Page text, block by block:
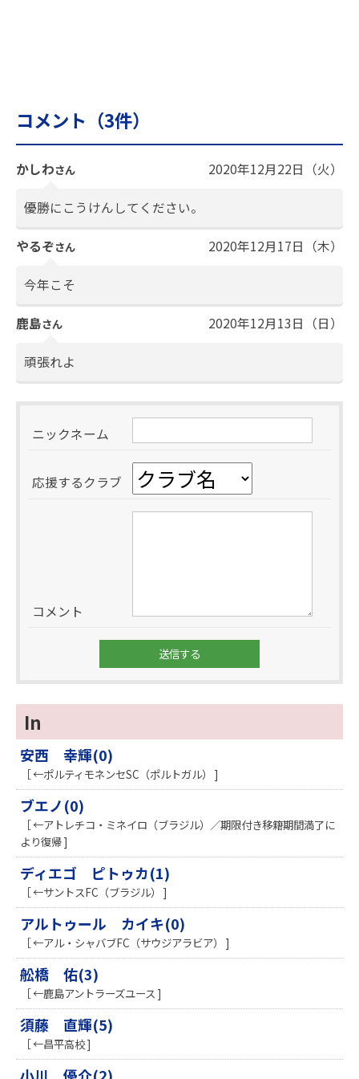
コメント（3件）
かしわさん 2020年12月22日（火）
優勝にこうけんしてください。
やるぞさん 2020年12月17日（木）
今年こそ
鹿島さん 2020年12月13日（日）
頑張れよ
ニックネーム
応援するクラブ
コメント
In
安西 幸輝(0)
［ ←ポルティモネンセSC（ポルトガル） ]
ブエノ(0)
［ ←アトレチコ・ミネイロ（ブラジル）／期限付き移籍期間満了に
より復帰 ]
ディエゴ ピトゥカ(1)
［ ←サントスFC（ブラジル） ]
アルトゥール カイキ(0)
［ ←アル・シャバブFC（サウジアラビア） ]
舩橋 佑(3)
［ ←鹿島アントラーズユース ]
須藤 直輝(5)
［ ←昌平高校 ]